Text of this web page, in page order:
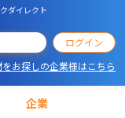
ダイレクト
ログイン
をお探しの企業様はこちら
企業